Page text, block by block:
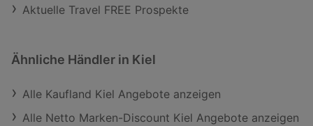
Aktuelle Travel FREE Prospekte
Ähnliche Händler in Kiel
Alle Kaufland Kiel Angebote anzeigen
Alle Netto Marken-Discount Kiel Angebote anzeigen